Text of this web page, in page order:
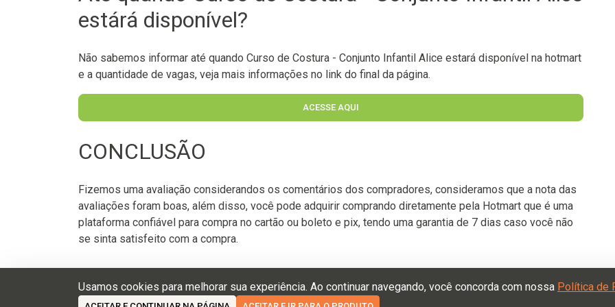
estárá disponível?
Não sabemos informar até quando Curso de Costura - Conjunto Infantil Alice estará disponível na hotmart
e a quantidade de vagas, veja mais informações no link do final da página.
ACESSE AQUI
CONCLUSÃO
Fizemos uma avaliação considerandos os comentários dos compradores, consideramos que a nota das
avaliações foram boas, além disso, você pode adquirir comprando diretamente pela Hotmart que é uma
plataforma confiável para compra no cartão ou boleto e pix, tendo uma garantia de 7 dias caso você não
se sinta satisfeito com a compra.
Usamos cookies para melhorar sua experiência. Ao continuar navegando, você concorda com nossa Política de